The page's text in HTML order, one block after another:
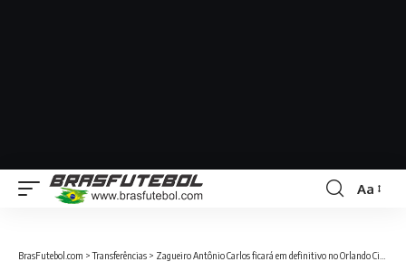
Aa
BrasFutebol.com >Transferências > Zagueiro Antônio Carlos ficará em definitivo no Orlando City dos EUA